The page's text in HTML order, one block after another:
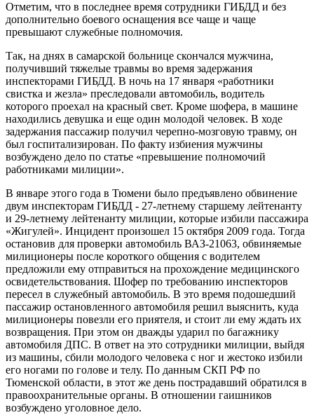
Отметим, что в последнее время сотрудники ГИБДД и без
дополнительно боевого оснащения все чаще и чаще
превышают служебные полномочия.
Так, на днях в самарской больнице скончался мужчина,
получивший тяжелые травмы во время задержания
инспекторами ГИБДД. В ночь на 17 января «работники
свистка и жезла» преследовали автомобиль, водитель
которого проехал на красный свет. Кроме шофера, в машине
находились девушка и еще один молодой человек. В ходе
задержания пассажир получил черепно-мозговую травму, он
был госпитализирован. По факту избиения мужчины
возбуждено дело по статье «превышение полномочий
работниками милиции».
В январе этого года в Тюмени было предъявлено обвинение
двум инспекторам ГИБДД - 27-летнему старшему лейтенанту
и 29-летнему лейтенанту милиции, которые избили пассажира
«Жигулей». Инцидент произошел 15 октября 2009 года. Тогда
остановив для проверки автомобиль ВАЗ-21063, обвиняемые
милиционеры после короткого общения с водителем
предложили ему отправиться на прохождение медицинского
освидетельствования. Шофер по требованию инспекторов
пересел в служебный автомобиль. В это время подошедший
пассажир остановленного автомобиля решил выяснить, куда
милиционеры повезли его приятеля, и стоит ли ему ждать их
возвращения. При этом он дважды ударил по багажнику
автомобиля ДПС. В ответ на это сотрудники милиции, выйдя
из машины, сбили молодого человека с ног и жестоко избили
его ногами по голове и телу. По данным СКП РФ по
Тюменской области, в этот же день пострадавший обратился в
правоохранительные органы. В отношении гаишников
возбуждено уголовное дело.